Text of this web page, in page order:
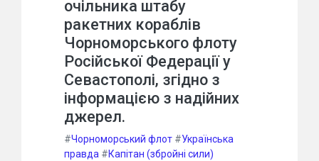
очільника штабу
ракетних кораблів
Чорноморського флоту
Російської Федерації у
Севастополі, згідно з
інформацією з надійних
джерел.
#Чорноморський флот #Українська
правда #Капітан (збройні сили)